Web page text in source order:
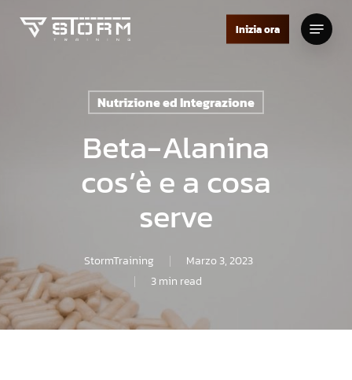
Inizia ora
Menu
Nutrizione ed Integrazione
Beta-Alanina
cos’è e a cosa
serve
StormTraining
Marzo 3, 2023
3 min read
Close